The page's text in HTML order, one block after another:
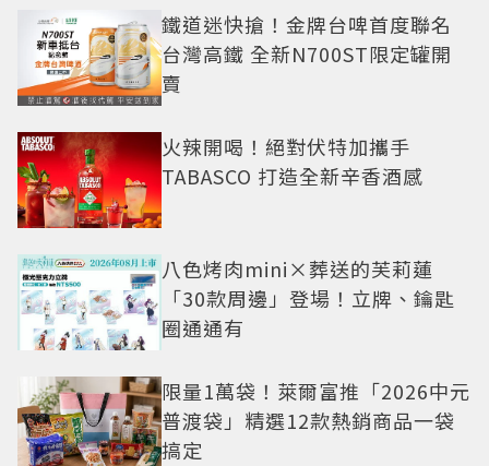
鐵道迷快搶！金牌台啤首度聯名
台灣高鐵 全新N700ST限定罐開
賣
火辣開喝！絕對伏特加攜手
TABASCO 打造全新辛香酒感
八色烤肉mini×葬送的芙莉蓮
「30款周邊」登場！立牌、鑰匙
圈通通有
限量1萬袋！萊爾富推「2026中元
普渡袋」精選12款熱銷商品一袋
搞定